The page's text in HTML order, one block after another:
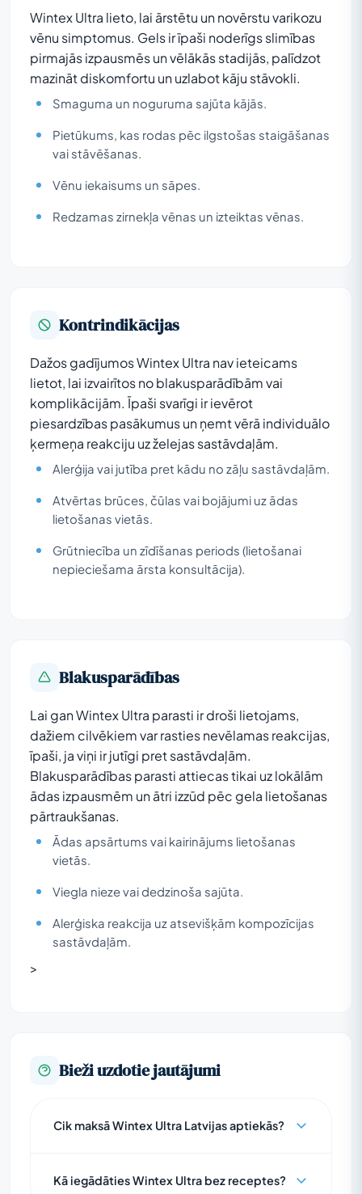
Wintex Ultra lieto, lai ārstētu un novērstu varikozu
vēnu simptomus. Gels ir īpaši noderīgs slimības
pirmajās izpausmēs un vēlākās stadijās, palīdzot
mazināt diskomfortu un uzlabot kāju stāvokli.
Smaguma un noguruma sajūta kājās.
Pietūkums, kas rodas pēc ilgstošas staigāšanas
vai stāvēšanas.
Vēnu iekaisums un sāpes.
Redzamas zirnekļa vēnas un izteiktas vēnas.
Kontrindikācijas
Dažos gadījumos Wintex Ultra nav ieteicams
lietot, lai izvairītos no blakusparādībām vai
komplikācijām. Īpaši svarīgi ir ievērot
piesardzības pasākumus un ņemt vērā individuālo
ķermeņa reakciju uz želejas sastāvdaļām.
Alerģija vai jutība pret kādu no zāļu sastāvdaļām.
Atvērtas brūces, čūlas vai bojājumi uz ādas
lietošanas vietās.
Grūtniecība un zīdīšanas periods (lietošanai
nepieciešama ārsta konsultācija).
Blakusparādības
Lai gan Wintex Ultra parasti ir droši lietojams,
dažiem cilvēkiem var rasties nevēlamas reakcijas,
īpaši, ja viņi ir jutīgi pret sastāvdaļām.
Blakusparādības parasti attiecas tikai uz lokālām
ādas izpausmēm un ātri izzūd pēc gela lietošanas
pārtraukšanas.
Ādas apsārtums vai kairinājums lietošanas
vietās.
Viegla nieze vai dedzinoša sajūta.
Alerģiska reakcija uz atsevišķām kompozīcijas
sastāvdaļām.
>
Bieži uzdotie jautājumi
Cik maksā Wintex Ultra Latvijas aptiekās?
Kā iegādāties Wintex Ultra bez receptes?